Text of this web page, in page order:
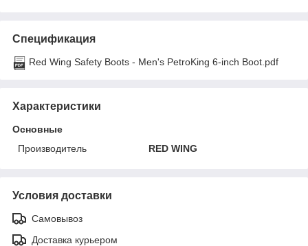
Спецификация
Red Wing Safety Boots - Men's PetroKing 6-inch Boot.pdf
Характеристики
Основные
Производитель
RED WING
Условия доставки
Самовывоз
Доставка курьером